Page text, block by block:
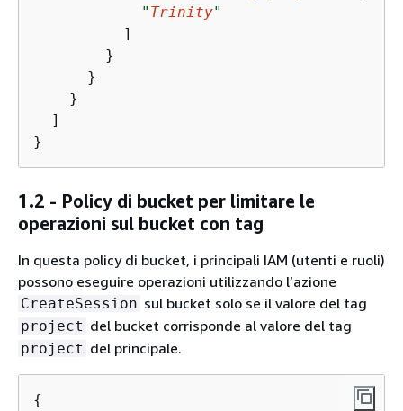
" Trinity"
          ]
        }
      }
    }
  ]
1.2 - Policy di bucket per limitare le
operazioni sul bucket con tag
In questa policy di bucket, i principali IAM (utenti e ruoli)
possono eseguire operazioni utilizzando l’azione
CreateSession sul bucket solo se il valore del tag
project del bucket corrisponde al valore del tag
project del principale.
{